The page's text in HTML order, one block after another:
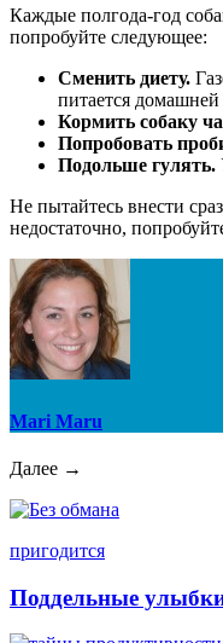
Каждые полгода-год
попробуйте следующее:
Сменить диету.
питается
Кормить собаку
Попробовать
Подольше гулять.
Не пытайтесь внести
недостаточно,
Mari Maru
Далее →
пригодится
Поддельные